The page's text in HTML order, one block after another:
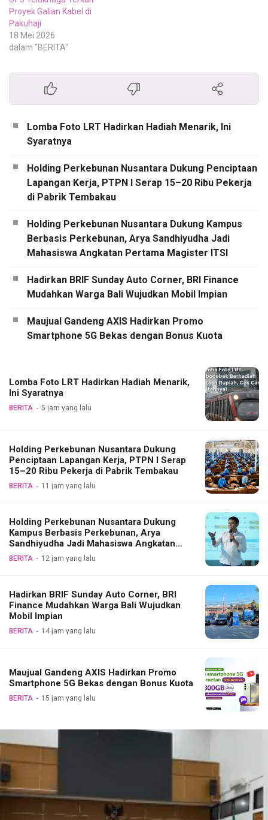
Proyek Galian Kabel di
Pakuhaji
18 Mei 2026
dalam "BERITA"
Lomba Foto LRT Hadirkan Hadiah Menarik, Ini
Syaratnya
Holding Perkebunan Nusantara Dukung Penciptaan
Lapangan Kerja, PTPN I Serap 15–20 Ribu Pekerja
di Pabrik Tembakau
Holding Perkebunan Nusantara Dukung Kampus
Berbasis Perkebunan, Arya Sandhiyudha Jadi
Mahasiswa Angkatan Pertama Magister ITSI
Hadirkan BRIF Sunday Auto Corner, BRI Finance
Mudahkan Warga Bali Wujudkan Mobil Impian
Maujual Gandeng AXIS Hadirkan Promo
Smartphone 5G Bekas dengan Bonus Kuota
Lomba Foto LRT Hadirkan Hadiah Menarik,
Ini Syaratnya
BERITA 5 jam yang lalu
Holding Perkebunan Nusantara Dukung
Penciptaan Lapangan Kerja, PTPN I Serap
15–20 Ribu Pekerja di Pabrik Tembakau
BERITA 11 jam yang lalu
Holding Perkebunan Nusantara Dukung
Kampus Berbasis Perkebunan, Arya
Sandhiyudha Jadi Mahasiswa Angkatan
Pertama Magister ITSI
BERITA 12 jam yang lalu
Hadirkan BRIF Sunday Auto Corner, BRI
Finance Mudahkan Warga Bali Wujudkan
Mobil Impian
BERITA 14 jam yang lalu
Maujual Gandeng AXIS Hadirkan Promo
Smartphone 5G Bekas dengan Bonus Kuota
BERITA 15 jam yang lalu